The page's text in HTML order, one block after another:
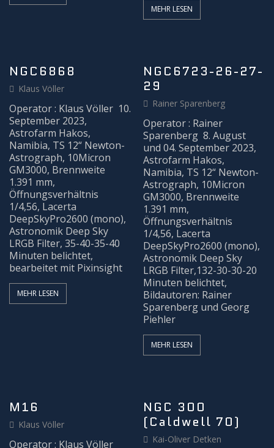
MEHR LESEN
NGC6868
Klaus Völler
Operator : Klaus Völler 10.
September 2023,
Astrofarm Hakos,
Namibia, TS 12“ Newton-
Astrograph, 10Micron
GM3000, Brennweite
1.391 mm,
Öffnungsverhältnis
1/4,56, Lacerta
DeepSkyPro2600 (mono),
Astronomik Deep Sky
LRGB Filter, 35-40-35-40
Minuten belichtet,
bearbeitet mit Pixinsight
MEHR LESEN
NGC6723-26-27-
29
Rainer Sparenberg
Operator : Rainer
Sparenberg 8. August
und 04. September 2023,
Astrofarm Hakos,
Namibia, TS 12“ Newton-
Astrograph, 10Micron
GM3000, Brennweite
1.391 mm,
Öffnungsverhältnis
1/4,56, Lacerta
DeepSkyPro2600 (mono),
Astronomik Deep Sky
LRGB Filter,132-30-30-20
Minuten belichtet,
Bildautoren: Rainer
Sparenberg und Georg
Piehler
MEHR LESEN
M16
Klaus Völler
Operator : Klaus Völler
NGC 300
(Caldwell 70)
Kai-Oliver Detken